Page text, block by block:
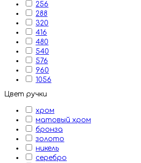
256
288
320
416
480
540
576
960
1056
Цвет ручки
хром
матовый хром
бронза
золото
никель
серебро